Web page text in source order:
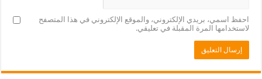
احفظ اسمي، بريدي الإلكتروني، والموقع الإلكتروني في هذا المتصفح
لاستخدامها المرة المقبلة في تعليقي.